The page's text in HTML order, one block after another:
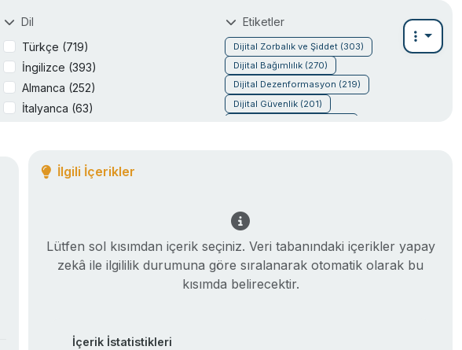
Dil
Türkçe (719)
İngilizce (393)
Almanca (252)
İtalyanca (63)
Etiketler
Dijital Zorbalık ve Şiddet (303)
Dijital Bağımlılık (270)
Dijital Dezenformasyon (219)
Dijital Güvenlik (201)
İlgili İçerikler
Lütfen sol kısımdan içerik seçiniz. Veri tabanındaki içerikler yapay
zekâ ile ilgililik durumuna göre sıralanarak otomatik olarak bu
kısımda belirecektir.
İçerik İstatistikleri